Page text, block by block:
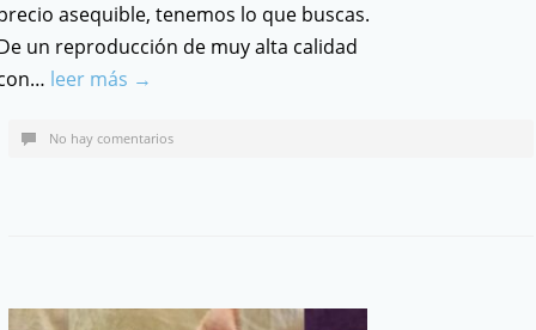
asequible, tenemos lo que buscas.
un reproducción de muy alta calidad
leer más →
No hay comentarios